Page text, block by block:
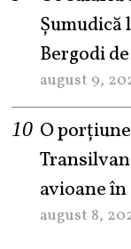
Șumudică
Bergodi de
august 9,
O
avioane
august 8,